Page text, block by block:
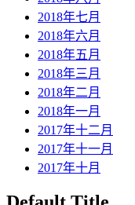
2018年七月
2018年六月
2018年五月
2018年三月
2018年二月
2018年一月
2017年十二月
2017年十一月
2017年十月